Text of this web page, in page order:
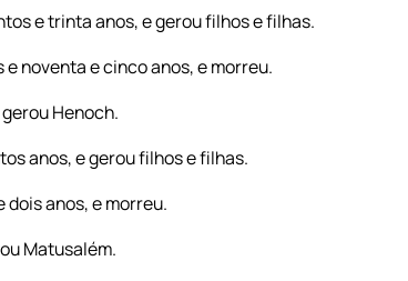
e trinta anos, e gerou filhos e filhas.
noventa e cinco anos, e morreu.
Henoch.
anos, e gerou filhos e filhas.
dois anos, e morreu.
Matusalém.